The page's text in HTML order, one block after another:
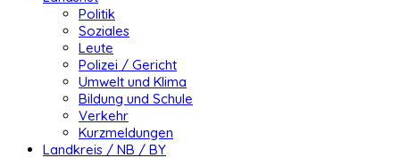
Politik
Soziales
Leute
Polizei / Gericht
Umwelt und Klima
Bildung und Schule
Verkehr
Kurzmeldungen
Landkreis / NB / BY